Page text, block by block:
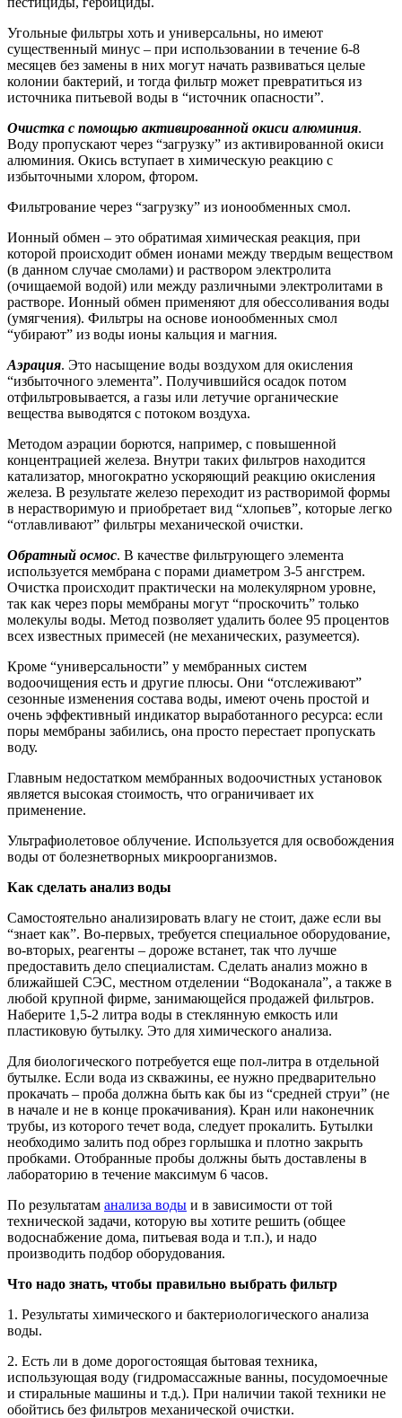
Угольные фильтры хоть и универсальны, но имеют
существенный минус – при использовании в течение 6-8
месяцев без замены в них могут начать развиваться целые
колонии бактерий, и тогда фильтр может превратиться из
источника питьевой воды в “источник опасности”.
Очистка с помощью активированной окиси алюминия.
Воду пропускают через “загрузку” из активированной окиси
алюминия. Окись вступает в химическую реакцию с
избыточными хлором, фтором.
Фильтрование через “загрузку” из ионообменных смол.
Ионный обмен – это обратимая химическая реакция, при
которой происходит обмен ионами между твердым веществом
(в данном случае смолами) и раствором электролита
(очищаемой водой) или между различными электролитами в
растворе. Ионный обмен применяют для обессоливания воды
(умягчения). Фильтры на основе ионообменных смол
“убирают” из воды ионы кальция и магния.
Аэрация. Это насыщение воды воздухом для окисления
“избыточного элемента”. Получившийся осадок потом
отфильтровывается, а газы или летучие органические
вещества выводятся с потоком воздуха.
Методом аэрации борются, например, с повышенной
концентрацией железа. Внутри таких фильтров находится
катализатор, многократно ускоряющий реакцию окисления
железа. В результате железо переходит из растворимой формы
в нерастворимую и приобретает вид “хлопьев”, которые легко
“отлавливают” фильтры механической очистки.
Обратный осмос. В качестве фильтрующего элемента
используется мембрана с порами диаметром 3-5 ангстрем.
Очистка происходит практически на молекулярном уровне,
так как через поры мембраны могут “проскочить” только
молекулы воды. Метод позволяет удалить более 95 процентов
всех известных примесей (не механических, разумеется).
Кроме “универсальности” у мембранных систем
водоочищения есть и другие плюсы. Они “отслеживают”
сезонные изменения состава воды, имеют очень простой и
очень эффективный индикатор выработанного ресурса: если
поры мембраны забились, она просто перестает пропускать
воду.
Главным недостатком мембранных водоочистных установок
является высокая стоимость, что ограничивает их
применение.
Ультрафиолетовое облучение. Используется для освобождения
воды от болезнетворных микроорганизмов.
Как сделать анализ воды
Самостоятельно анализировать влагу не стоит, даже если вы
“знает как”. Во-первых, требуется специальное оборудование,
во-вторых, реагенты – дороже встанет, так что лучше
предоставить дело специалистам. Сделать анализ можно в
ближайшей СЭС, местном отделении “Водоканала”, а также в
любой крупной фирме, занимающейся продажей фильтров.
Наберите 1,5-2 литра воды в стеклянную емкость или
пластиковую бутылку. Это для химического анализа.
Для биологического потребуется еще пол-литра в отдельной
бутылке. Если вода из скважины, ее нужно предварительно
прокачать – проба должна быть как бы из “средней струи” (не
в начале и не в конце прокачивания). Кран или наконечник
трубы, из которого течет вода, следует прокалить. Бутылки
необходимо залить под обрез горлышка и плотно закрыть
пробками. Отобранные пробы должны быть доставлены в
лабораторию в течение максимум 6 часов.
По результатам анализа воды и в зависимости от той
технической задачи, которую вы хотите решить (общее
водоснабжение дома, питьевая вода и т.п.), и надо
производить подбор оборудования.
Что надо знать, чтобы правильно выбрать фильтр
1. Результаты химического и бактериологического анализа
воды.
2. Есть ли в доме дорогостоящая бытовая техника,
использующая воду (гидромассажные ванны, посудомоечные
и стиральные машины и т.д.). При наличии такой техники не
обойтись без фильтров механической очистки.